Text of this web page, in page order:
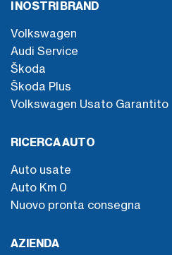
I NOSTRI BRAND
Volkswagen
Audi Service
Škoda
Škoda Plus
Volkswagen Usato Garantito
RICERCA AUTO
Auto usate
Auto Km 0
Nuovo pronta consegna
AZIENDA